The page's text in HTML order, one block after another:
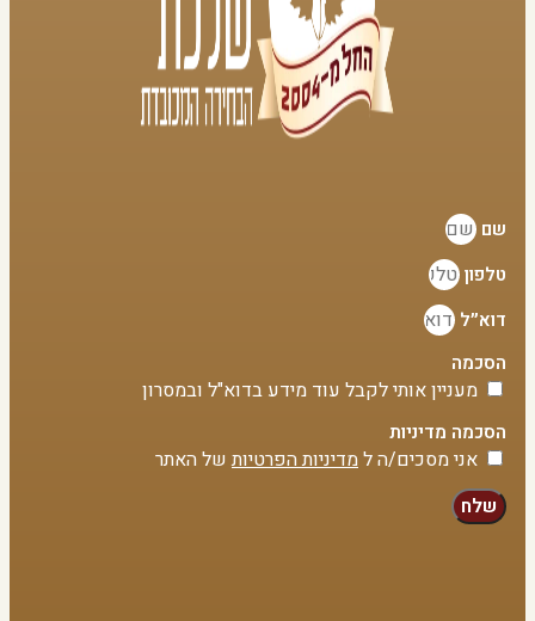
שם
טלפון
דוא״ל
הסכמה
מעניין אותי לקבל עוד מידע בדוא"ל ובמסרון
הסכמה מדיניות
אני מסכים/ה למדיניות הפרטיותשל האתר
שלח